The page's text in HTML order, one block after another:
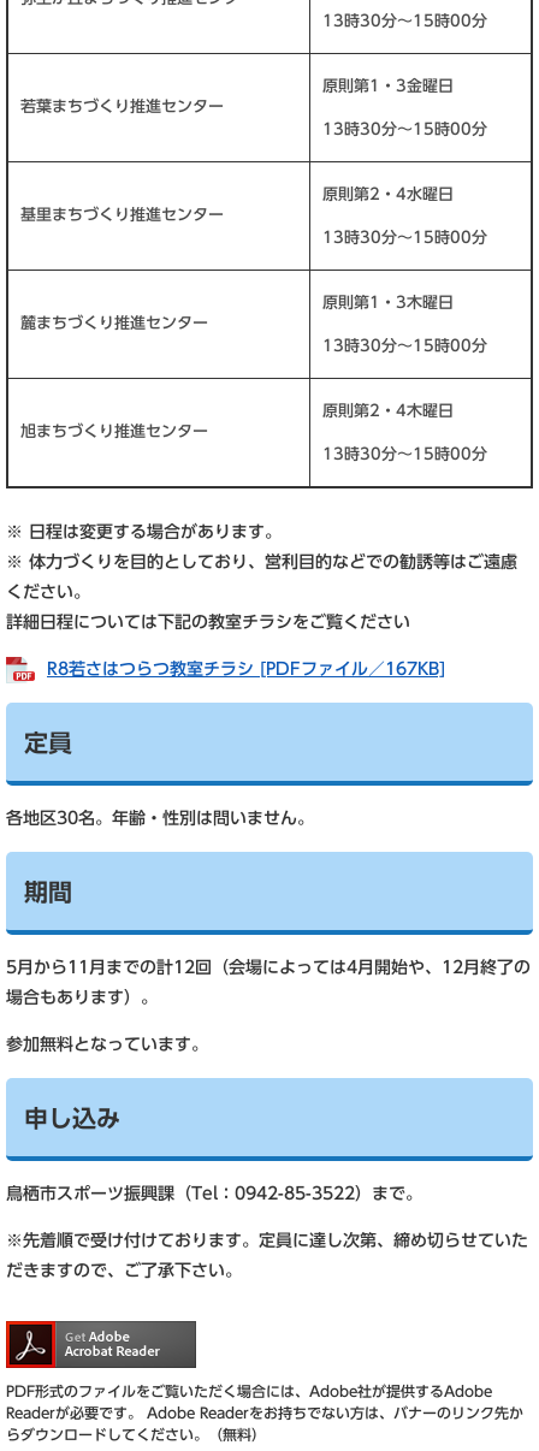
13時30分～15時00分
若葉まちづくり推進センター
原則第1・3金曜日
13時30分～15時00分
基里まちづくり推進センター
原則第2・4水曜日
13時30分～15時00分
麓まちづくり推進センター
原則第1・3木曜日
13時30分～15時00分
旭まちづくり推進センター
原則第2・4木曜日
13時30分～15時00分
※ 日程は変更する場合があります。
※ 体力づくりを目的としており、営利目的などでの勧誘等はご遠慮
ください。
詳細日程については下記の教室チラシをご覧ください
R8若さはつらつ教室チラシ [PDFファイル／167KB]
定員
各地区30名。年齢・性別は問いません。
期間
5月から11月までの計12回（会場によっては4月開始や、12月終了の
場合もあります）。
参加無料となっています。
申し込み
鳥栖市スポーツ振興課（Tel：0942-85-3522）まで。
※先着順で受け付けております。定員に達し次第、締め切らせていた
だきますので、ご了承下さい。
PDF形式のファイルをご覧いただく場合には、Adobe社が提供するAdobe
Readerが必要です。
Adobe Readerをお持ちでない方は、バナーのリンク先か
らダウンロードしてください。（無料）